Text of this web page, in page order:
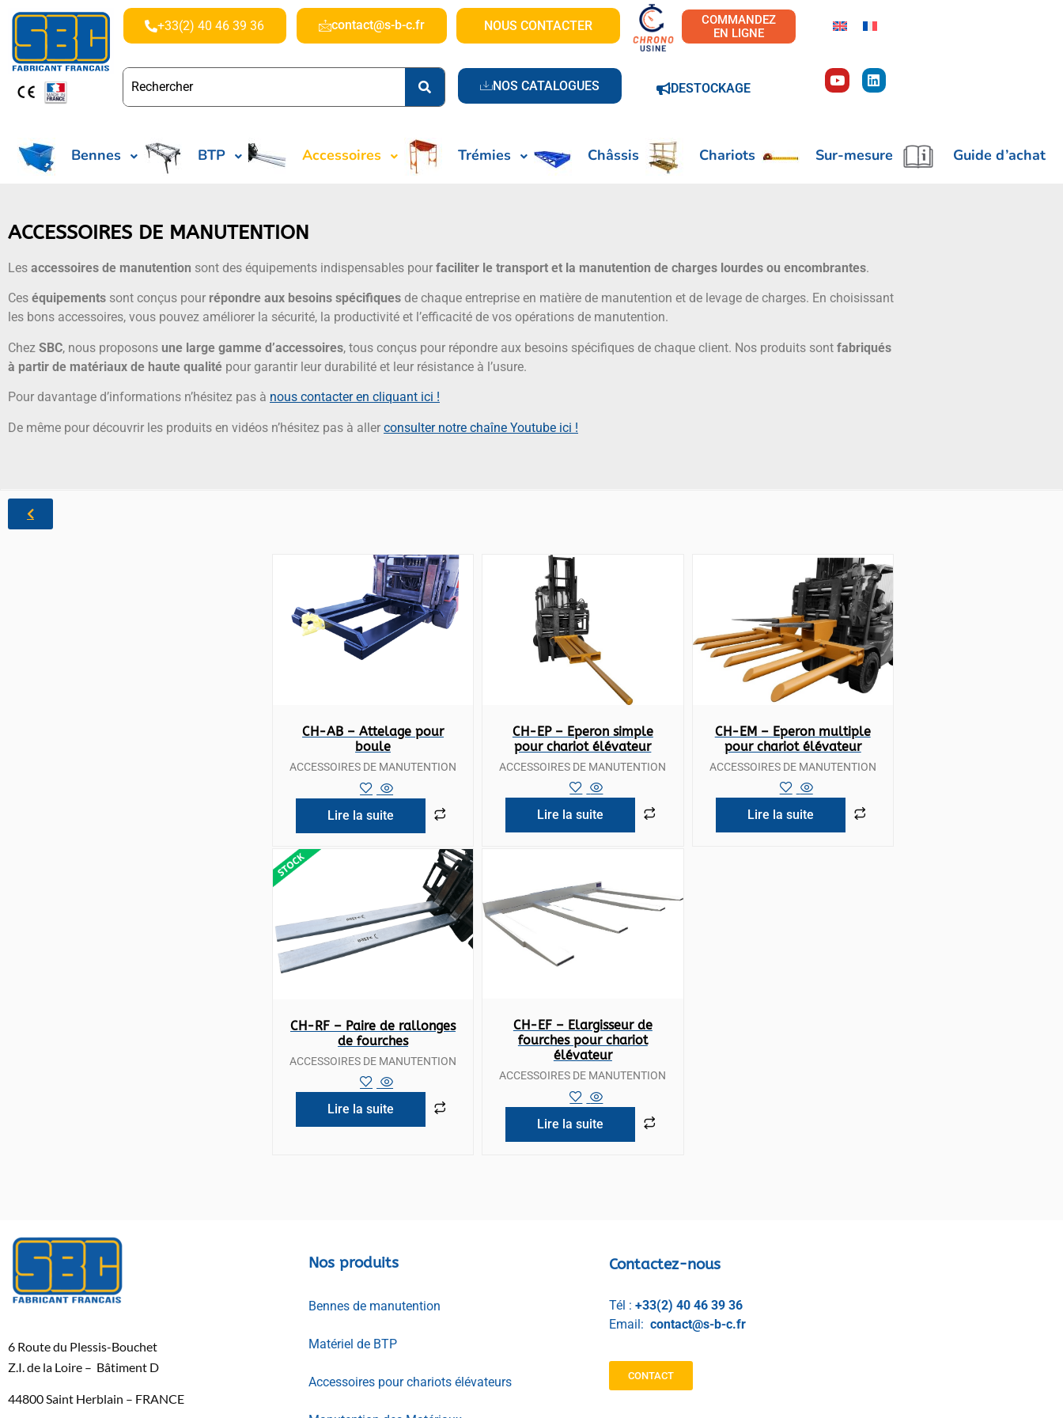
+33(2) 40 46 39 36 contact@s-b-c.fr NOUS CONTACTER
NOS CATALOGUES
COMMANDEZ
EN LIGNE
DESTOCKAGE
Bennes BTP Accessoires Trémies Châssis Chariots Sur-mesure Guide d’achat
ACCESSOIRES DE MANUTENTION
Les accessoires de manutention sont des équipements indispensables pour faciliter le transport et la manutention de charges lourdes ou encombrantes.
Ces équipements sont conçus pour répondre aux besoins spécifiques de chaque entreprise en matière de manutention et de levage de charges. En choisissant
les bons accessoires, vous pouvez améliorer la sécurité, la productivité et l’efficacité de vos opérations de manutention.
Chez SBC, nous proposons une large gamme d’accessoires, tous conçus pour répondre aux besoins spécifiques de chaque client. Nos produits sont fabriqués
à partir de matériaux de haute qualité pour garantir leur durabilité et leur résistance à l’usure.
Pour davantage d’informations n’hésitez pas à nous contacter en cliquant ici !
De même pour découvrir les produits en vidéos n’hésitez pas à aller consulter notre chaîne Youtube ici !
CH-AB – Attelage pour
boule
ACCESSOIRES DE MANUTENTION
Lire la suite
CH-EP – Eperon simple
pour chariot élévateur
ACCESSOIRES DE MANUTENTION
Lire la suite
CH-EM – Eperon multiple
pour chariot élévateur
ACCESSOIRES DE MANUTENTION
Lire la suite
CH-RF – Paire de rallonges
de fourches
ACCESSOIRES DE MANUTENTION
Lire la suite
CH-EF – Elargisseur de
fourches pour chariot
élévateur
ACCESSOIRES DE MANUTENTION
Lire la suite
6 Route du Plessis-Bouchet
Z.I. de la Loire – Bâtiment D
44800 Saint Herblain – FRANCE
Nos produits
Bennes de manutention
Matériel de BTP
Accessoires pour chariots élévateurs
Contactez-nous
Tél : +33(2) 40 46 39 36
Email: contact@s-b-c.fr
CONTACT